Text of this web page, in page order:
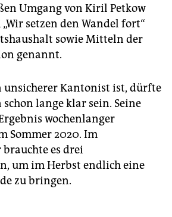
Umgang von Kiril Petkow
setzen den Wandel fort“
sowie Mitteln der
genannt.
unsicherer Kantonist ist, dürfte
lange klar sein. Seine
wochenlanger
Sommer 2020. Im
brauchte es drei
um im Herbst endlich eine
zu bringen.